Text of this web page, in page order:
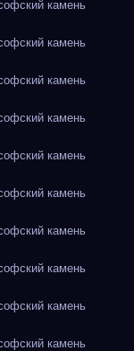
камень
камень
камень
камень
камень
камень
камень
камень
камень
камень